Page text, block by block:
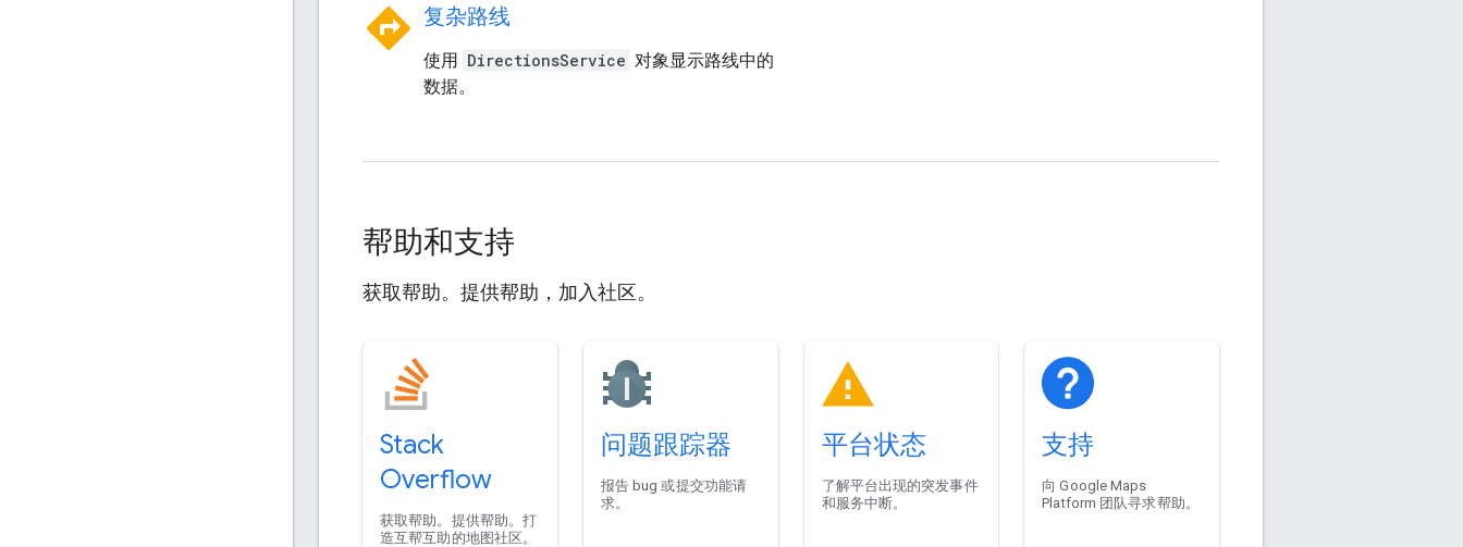
directions 复杂路线
使用 DirectionsService 对象显示路线中的
数据。
帮助和支持
获取帮助。提供帮助，加入社区。
Stack
Overflow
获取帮助。提供帮助。打
造互帮互助的地图社区。
问题跟踪器
报告 bug 或提交功能请
求。
平台状态
了解平台出现的突发事件
和服务中断。
支持
向 Google Maps
Platform 团队寻求帮助。